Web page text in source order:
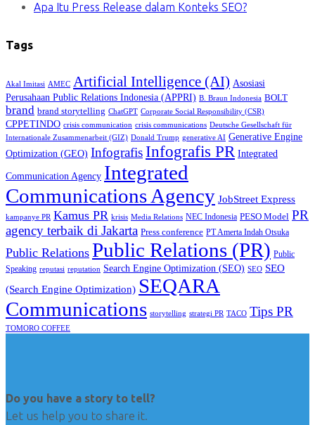
Apa Itu Press Release dalam Konteks SEO?
Tags
Akal Imitasi AMEC Artificial Intelligence (AI) Asosiasi
Perusahaan Public Relations Indonesia (APPRI) B. Braun Indonesia BOLT
brand brand storytelling ChatGPT Corporate Social Responsibility (CSR)
CPPETINDO crisis communication crisis communications Deutsche Gesellschaft für
Internationale Zusammenarbeit (GIZ) Donald Trump generative AI Generative Engine
Optimization (GEO) InfografisInfografis PR Integrated
Communication Agency Integrated
Communications Agency JobStreet Express
kampanye PR Kamus PR krisis Media Relations NEC Indonesia PESO Model PR
agency terbaik di Jakarta Press conference PT Amerta Indah Otsuka
Public Relations Public Relations (PR) Public
Speaking reputasi reputation Search Engine Optimization (SEO) SEO SEO
(Search Engine Optimization) SEQARA
Communications storytelling strategi PR TACO Tips PR
TOMORO COFFEE
Do you have a story to tell?
Let us help you to share it.